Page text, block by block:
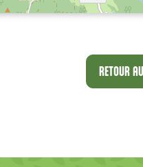
RETOUR